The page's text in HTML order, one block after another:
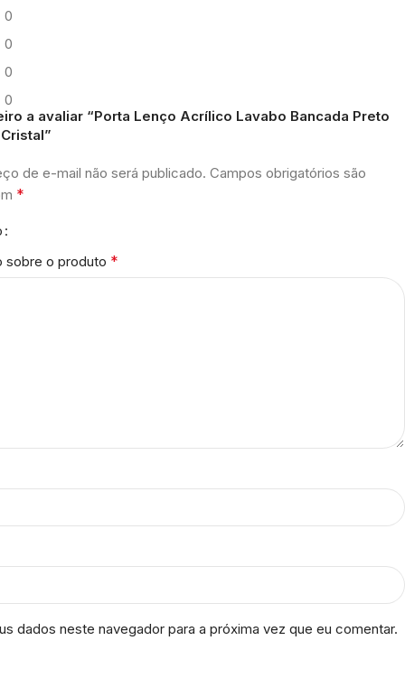
0
0
0
0
a avaliar “Porta Lenço Acrílico Lavabo Bancada Preto
de e-mail não será publicado. Campos obrigatórios são
*
sobre o produto *
dados neste navegador para a próxima vez que eu comentar.